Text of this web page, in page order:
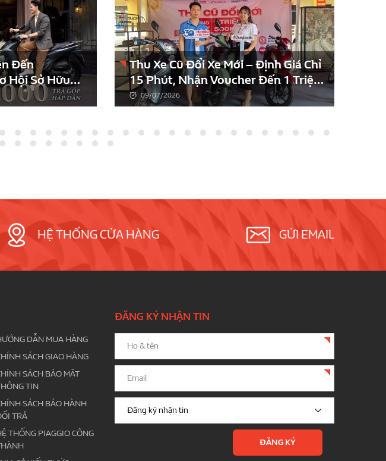
Đến
Hội Sở Hữu
Hơn
Thu Xe Cũ Đổi Xe Mới – Định Giá Chỉ
15 Phút, Nhận Voucher Đến 1 Triệu
Đồng
09/07/2026
HỆ THỐNG CỬA HÀNG GỬI EMAIL
DẪN MUA HÀNG
SÁCH GIAO HÀNG
SÁCH BẢO MẬT
TIN
SÁCH BẢO HÀNH
TRẢ
THỐNG PIAGGIO CÔNG
ĐĂNG KÝ NHẬN TIN